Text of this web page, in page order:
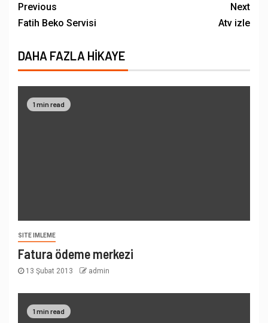
Previous
Fatih Beko Servisi
Next
Atv izle
DAHA FAZLA HIKAYE
1 min read
SITE IMLEME
Fatura ödeme merkezi
13 Şubat 2013 admin
1 min read